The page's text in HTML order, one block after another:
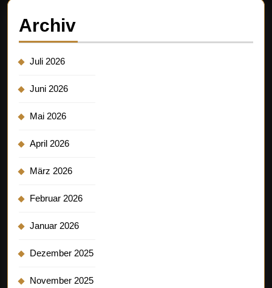
Archiv
Juli 2026
Juni 2026
Mai 2026
April 2026
März 2026
Februar 2026
Januar 2026
Dezember 2025
November 2025